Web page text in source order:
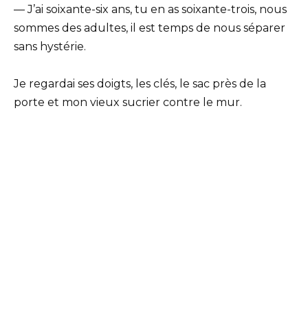
— J’ai soixante-six ans, tu en as soixante-trois, nous
sommes des adultes, il est temps de nous séparer
sans hystérie.
Je regardai ses doigts, les clés, le sac près de la
porte et mon vieux sucrier contre le mur.